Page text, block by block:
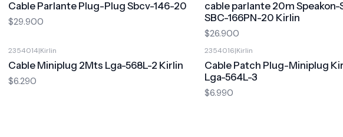
Cable Parlante Plug-Plug Sbcv-146-20
$29.900
cable parlante 20m Speakon-
SBC-166PN-20 Kirlin
$26.900
2354014|Kirlin
Cable Miniplug 2Mts Lga-568L-2 Kirlin
$6.290
2354016|Kirlin
Cable Patch Plug-Miniplug
Lga-564L-3
$6.990